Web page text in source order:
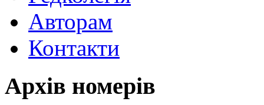
Авторам
Контакти
Архів номерів